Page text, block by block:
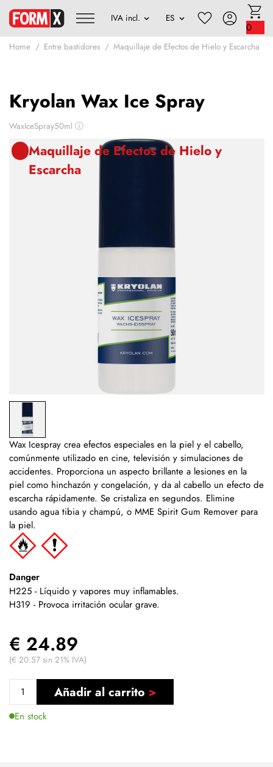
0
Home Entre bastidores Maquillaje de Efectos de Hielo y Escarcha
Kryolan Wax Ice Spray
WaxIceSpray50ml ⓘ
Maquillaje de Efectos de Hielo y
Escarcha
Wax Icespray crea efectos especiales en la piel y el cabello,
comúnmente utilizado en cine, televisión y simulaciones de
accidentes. Proporciona un aspecto brillante a lesiones en la
piel como hinchazón y congelación, y da al cabello un efecto de
escarcha rápidamente. Se cristaliza en segundos. Elimine
usando agua tibia y champú, o MME Spirit Gum Remover para
la piel.
Danger
H225 - Líquido y vapores muy inflamables.
H319 - Provoca irritación ocular grave.
€ 24.89
(€ 20.57 sin 21% IVA)
Añadir al carrito
En stock